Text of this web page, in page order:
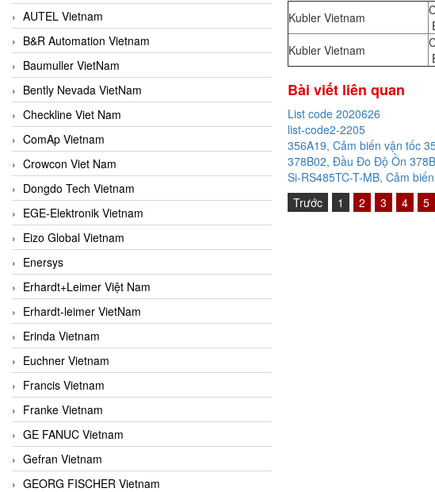
AUTEL Vietnam
B&R Automation Vietnam
Baumuller VietNam
Bently Nevada VietNam
Checkline Viet Nam
ComAp Vietnam
Crowcon Viet Nam
Dongdo Tech Vietnam
EGE-Elektronik Vietnam
Eizo Global Vietnam
Enersys
Erhardt+Leimer Việt Nam
Erhardt-leimer VietNam
Erinda Vietnam
Euchner Vietnam
Francis Vietnam
Franke Vietnam
GE FANUC Vietnam
Gefran Vietnam
GEORG FISCHER Vietnam
Kubler Vietnam
Kubler Vietnam
Bài viết liên quan
List code 2020626
list-code2-2205
356A19, Cảm biến vận tốc
378B02, Đầu Đo Độ Ồn
Si-RS485TC-T-MB, Cảm
Trước
1 2 3 4 5